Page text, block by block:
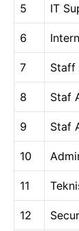
5 IT
6 Intern
7 Staff
8 Staf
9 Staf
10
11
12